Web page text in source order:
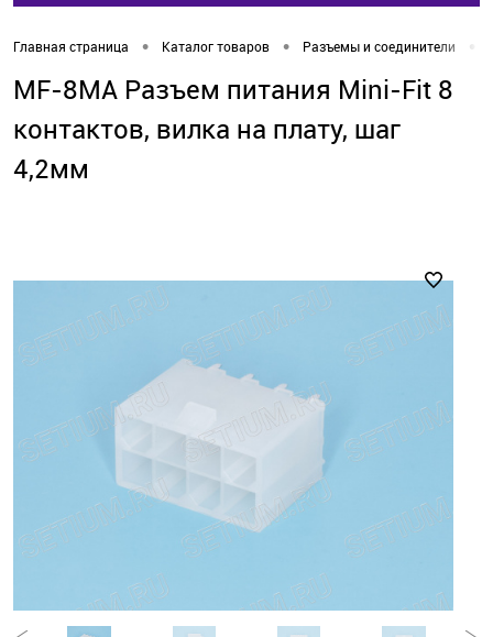
Главная страница • Каталог товаров • Разъемы и соединители
MF-8MA Разъем питания Mini-Fit 8
контактов, вилка на плату, шаг
4,2мм